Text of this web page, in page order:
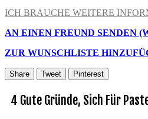
ICH BRAUCHE WEITERE
AN EINEN FREUND SENDEN
ZUR WUNSCHLISTE
Share Tweet Pinterest
4 Gute Gründe, Sich Für